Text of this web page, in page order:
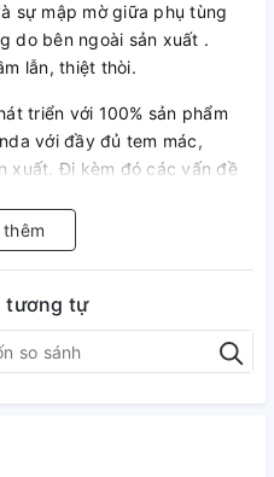
sự mập mờ giữa phụ tùng
do bên ngoài sản xuất .
lẫn, thiệt thòi.
triển với 100% sản phẩm
với đầy đủ tem mác,
xuất. Đi kèm đó các vấn đề
xây dựng kênh bán lẻ để
sản phẩm Chính Hãng
tác, đại lý, nhà xưởng,
bán buôn với mức giá cực
thêm
tương tự